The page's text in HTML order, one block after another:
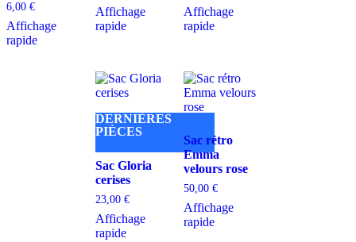
6,00 €
Affichage
rapide
Affichage
rapide
Affichage
rapide
DERNIÈRES
PIÈCES
Sac Gloria
cerises
23,00 €
Affichage
rapide
Sac rétro
Emma
velours rose
50,00€
Affichage
rapide